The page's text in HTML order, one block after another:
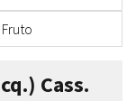
Fruto
Cass.